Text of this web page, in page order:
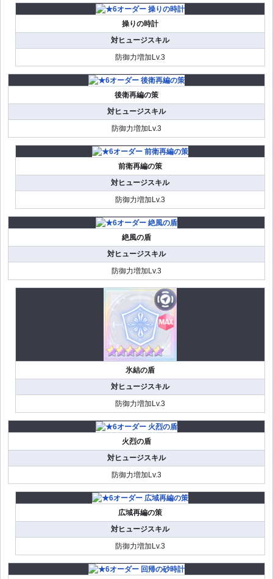
操りの時計
対ヒュージスキル
防御力増加Lv.3
後衛再編の策
対ヒュージスキル
防御力増加Lv.3
前衛再編の策
対ヒュージスキル
防御力増加Lv.3
絶風の盾
対ヒュージスキル
防御力増加Lv.3
氷結の盾
対ヒュージスキル
防御力増加Lv.3
火烈の盾
対ヒュージスキル
防御力増加Lv.3
広域再編の策
対ヒュージスキル
防御力増加Lv.3